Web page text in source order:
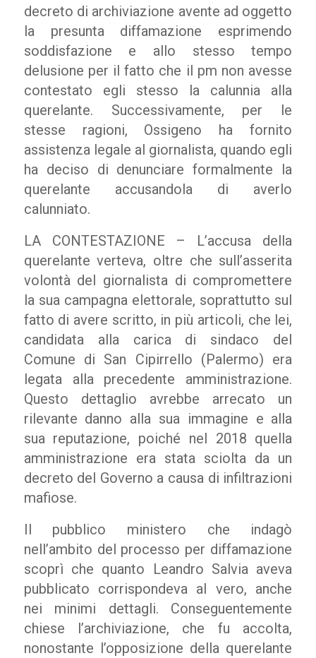
decreto di archiviazione avente ad oggetto
la presunta diffamazione esprimendo
soddisfazione e allo stesso tempo
delusione per il fatto che il pm non avesse
contestato egli stesso la calunnia alla
querelante. Successivamente, per le
stesse ragioni, Ossigeno ha fornito
assistenza legale al giornalista, quando egli
ha deciso di denunciare formalmente la
querelante accusandola di averlo
calunniato.
LA CONTESTAZIONE – L’accusa della
querelante verteva, oltre che sull’asserita
volontà del giornalista di compromettere
la sua campagna elettorale, soprattutto sul
fatto di avere scritto, in più articoli, che lei,
candidata alla carica di sindaco del
Comune di San Cipirrello (Palermo) era
legata alla precedente amministrazione.
Questo dettaglio avrebbe arrecato un
rilevante danno alla sua immagine e alla
sua reputazione, poiché nel 2018 quella
amministrazione era stata sciolta da un
decreto del Governo a causa di infiltrazioni
mafiose.
Il pubblico ministero che indagò
nell’ambito del processo per diffamazione
scoprì che quanto Leandro Salvia aveva
pubblicato corrispondeva al vero, anche
nei minimi dettagli. Conseguentemente
chiese l’archiviazione, che fu accolta,
nonostante l’opposizione della querelante